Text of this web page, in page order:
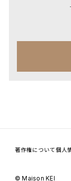
© Maison KEI
著作権について個人